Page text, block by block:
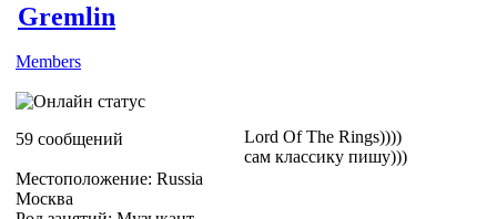
Gremlin
Members
59 сообщений
Местоположение: Russia
Москва
Lord Of The Rings))))
сам классику пишу)))